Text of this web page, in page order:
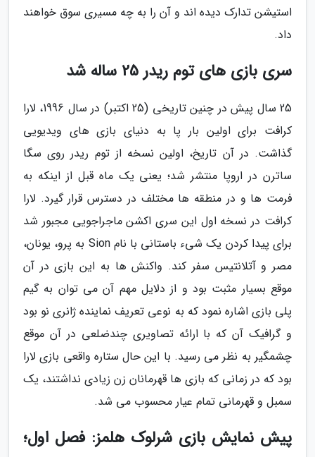
استیشن تدارک دیده اند و آن را به چه مسیری سوق خواهند
داد.
سری بازی های توم ریدر 25 ساله شد
25 سال پیش در چنین تاریخی (25 اکتبر) در سال 1996، لارا
کرافت برای اولین بار پا به دنیای بازی های ویدیویی
گذاشت. در آن تاریخ، اولین نسخه از توم ریدر روی سگا
ساترن در اروپا منتشر شد؛ یعنی یک ماه قبل از اینکه به
فرمت ها و در منطقه ها مختلف در دسترس قرار گیرد. لارا
کرافت در نسخه اول این سری اکشن ماجراجویی مجبور شد
برای پیدا کردن یک شیء باستانی با نام Sion به پرو، یونان،
مصر و آتلانتیس سفر کند. واکنش ها به این بازی در آن
موقع بسیار مثبت بود و از دلایل مهم آن می توان به گیم
پلی بازی اشاره نمود که به نوعی تعریف نماینده ژانری نو بود
و گرافیک آن که با ارائه تصاویری چندضلعی در آن موقع
چشمگیر به نظر می رسید. با این حال ستاره واقعی بازی لارا
بود که در زمانی که بازی ها قهرمانان زن زیادی نداشتند، یک
سمبل و قهرمانی تمام عیار محسوب می شد.
پیش نمایش بازی شرلوک هلمز: فصل اول؛